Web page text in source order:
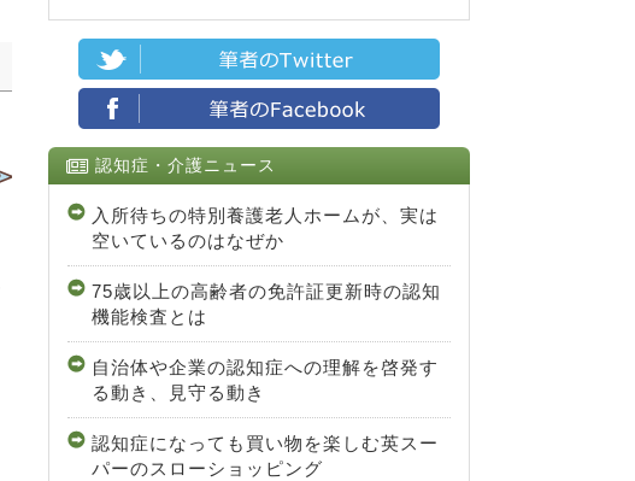
認知症・介護ニュース
入所待ちの特別養護老人ホームが、実は
空いているのはなぜか
75歳以上の高齢者の免許証更新時の認知
機能検査とは
自治体や企業の認知症への理解を啓発す
る動き、見守る動き
認知症になっても買い物を楽しむ英スー
パーのスローショッピング